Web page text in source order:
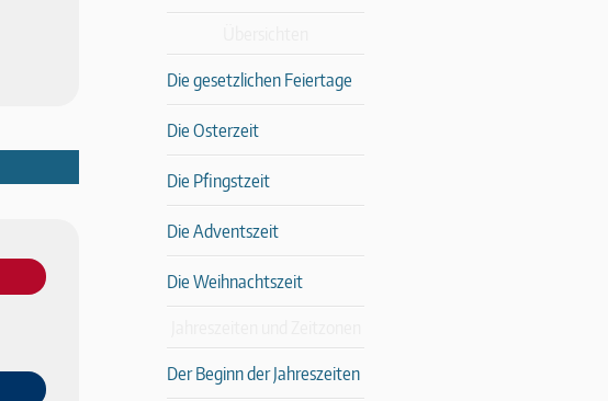
Die gesetzlichen Feiertage
Die Osterzeit
Die Pfingstzeit
Die Adventszeit
Die Weihnachtszeit
Der Beginn der Jahreszeiten